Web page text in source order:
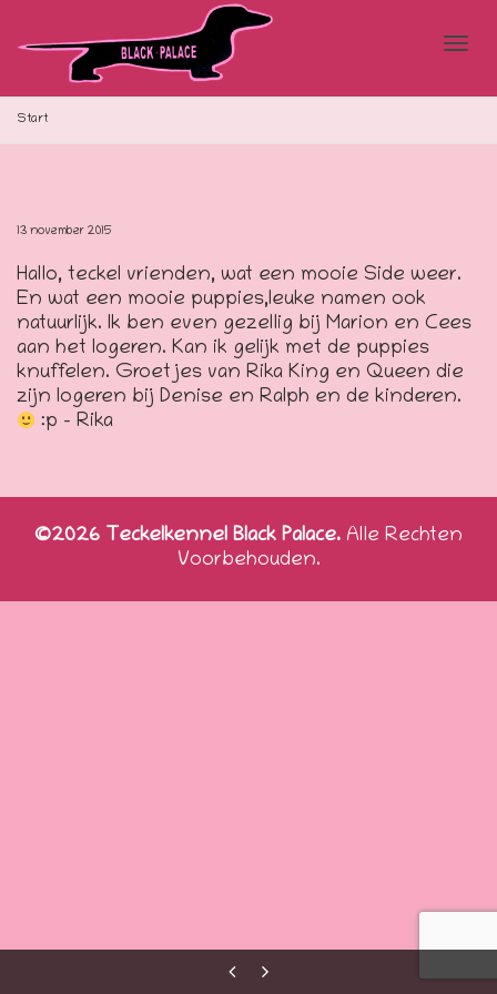
de
Start
13 november 2015
Hallo, teckel vrienden, wat een mooie Side weer.
En wat een mooie puppies,leuke namen ook
natuurlijk. Ik ben even gezellig bij Marion en Cees
aan het logeren. Kan ik gelijk met de puppies
knuffelen. Groetjes van Rika King en Queen die
zijn logeren bij Denise en Ralph en de kinderen.
:p – Rika
©2026 Teckelkennel Black Palace. Alle Rechten
Voorbehouden.